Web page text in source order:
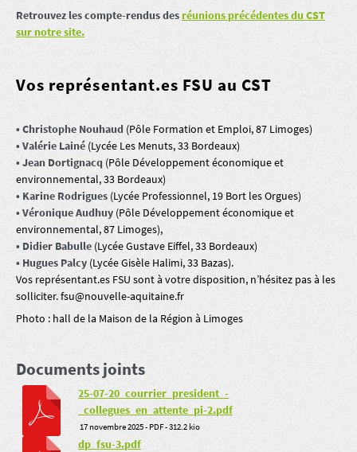
Retrouvez les compte-rendus desréunions précédentes du CST
sur notre site.
Vos représentant.es FSU au CST
• Christophe Nouhaud (Pôle Formation et Emploi, 87 Limoges)
• Valérie Lainé (Lycée Les Menuts, 33 Bordeaux)
• Jean Dortignacq (Pôle Développement économique et
environnemental, 33 Bordeaux)
• Karine Rodrigues (Lycée Professionnel, 19 Bort les Orgues)
• Véronique Audhuy (Pôle Développement économique et
environnemental, 87 Limoges),
• Didier Babulle (Lycée Gustave Eiffel, 33 Bordeaux)
• Hugues Palcy (Lycée Gisèle Halimi, 33 Bazas).
Vos représentant.es FSU sont à votre disposition, n’hésitez pas à les
solliciter. fsu@nouvelle-aquitaine.fr
Photo : hall de la Maison de la Région à Limoges
Documents joints
25-07-20_courrier_president_-
_collegues_en_attente_pi-2.pdf
17 novembre 2025- PDF-312.2 kio
dp_fsu-3.pdf